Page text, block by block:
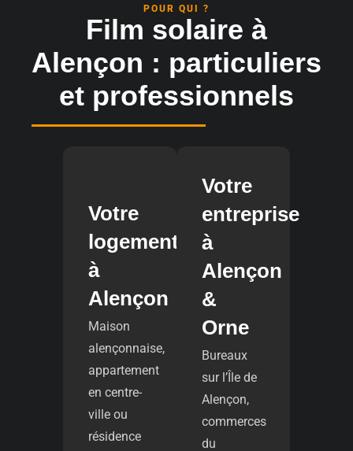
POUR QUI ?
Film solaire à
Alençon : particuliers
et professionnels
Votre
logement
à
Alençon
Maison
alençonnaise,
appartement
en centre-
ville ou
résidence
Votre
entreprise
à
Alençon
&
Orne
Bureaux
sur l’Île de
Alençon,
commerces
du